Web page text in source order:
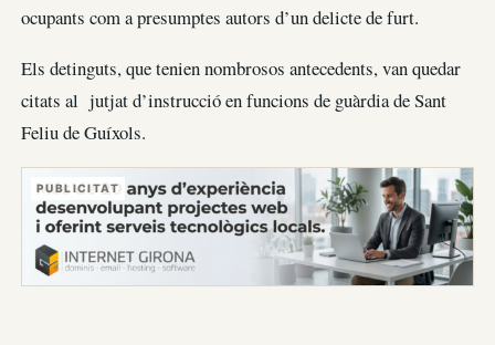
ocupants com a presumptes autors d’un delicte de furt.
Els detinguts, que tenien nombrosos antecedents, van quedar
citats al jutjat d’instrucció en funcions de guàrdia de Sant
Feliu de Guíxols.
PUBLICITAT